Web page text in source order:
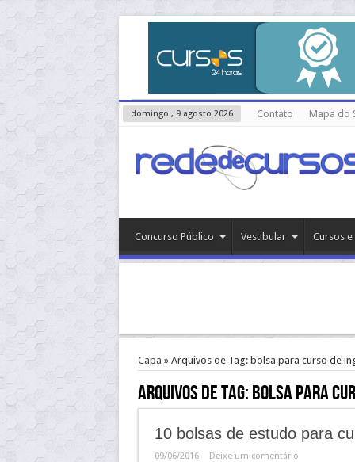
domingo , 9 agosto 2026 Contato Mapa do
Concurso Público Vestibular Cursos
Capa » Arquivos de Tag: bolsa para curso de
Arquivos de Tag:bolsa para
10 bolsas de estudo para
09/06/2016 Deixe um comentário